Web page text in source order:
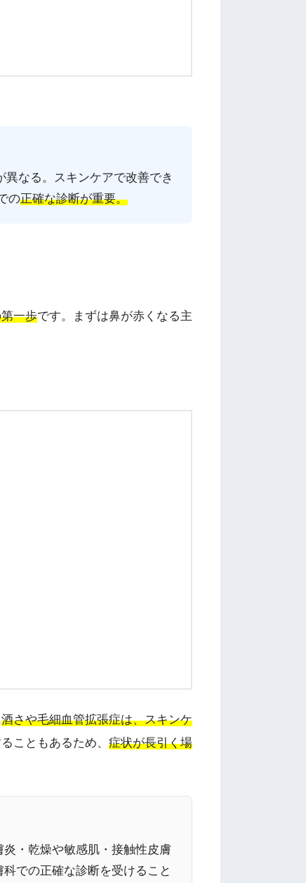
異なる。スキンケアで改善でき
の正確な診断が重要。
一歩です。まずは鼻が赤くなる主
酒さや毛細血管拡張症は、スキンケ
こともあるため、 症状が長引く場
・乾燥や敏感肌・接触性皮膚
での正確な診断を受けること